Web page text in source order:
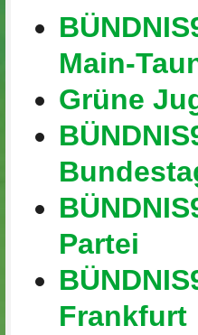
Main-
Grüne
Partei
Frankfurt